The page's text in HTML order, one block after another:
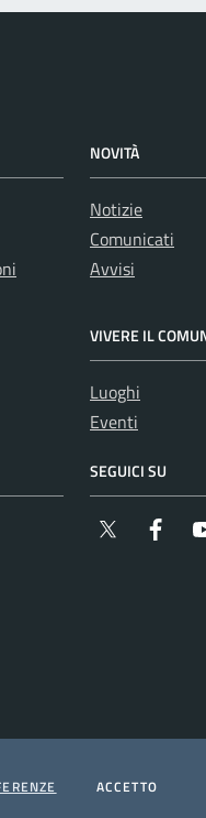
NOVITÀ
Notizie
Comunicati
Avvisi
VIVERE IL
Luoghi
Eventi
SEGUICI SU
Twitter
COOKIESACCETTOI